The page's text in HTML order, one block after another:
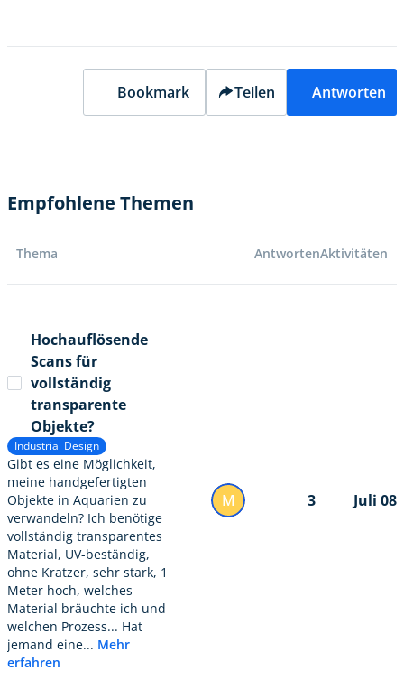
Bookmark Teilen Antworten
Empfohlene Themen
Thema AntwortenAktivitäten
Hochauflösende
Scans für
vollständig
transparente
Objekte?
Industrial Design
Gibt es eine Möglichkeit,
meine handgefertigten
Objekte in Aquarien zu
verwandeln? Ich benötige
vollständig transparentes
Material, UV-beständig,
ohne Kratzer, sehr stark, 1
Meter hoch, welches
Material bräuchte ich und
welchen Prozess... Hat
jemand eine... Mehr
erfahren
M 3 Juli 08